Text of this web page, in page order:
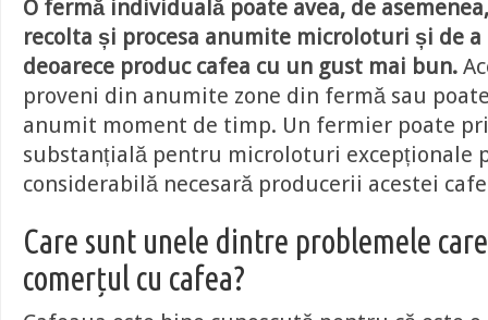
O fermă individuală poate avea, de
recolta și procesa anumite microloturi și de a
deoarece produc cafea cu un gust mai bun.
proveni din anumite zone din fermă sau
anumit moment de timp. Un fermier poate
substanțială pentru microloturi excepționale
considerabilă necesară producerii acestei
Care sunt unele dintre problemele
comerțul cu cafea?